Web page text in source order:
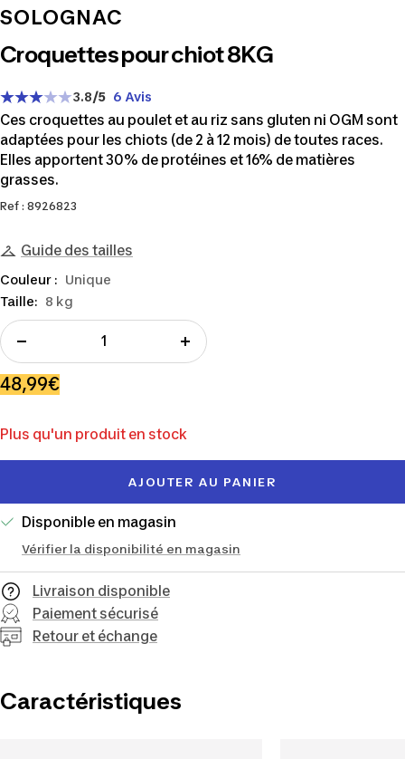
SOLOGNAC
Croquettes pour chiot 8KG
3.8/5 6 Avis
Ces croquettes au poulet et au riz sans gluten ni OGM sont
adaptées pour les chiots (de 2 à 12 mois) de toutes races.
Elles apportent 30% de protéines et 16% de matières
grasses.
Ref : 8926823
Guide des tailles
Taille: 8 kg
Couleur : Unique
la
quantité
Augmenter
Prix
vente
48,99€
Plus qu'un produit en stock
AJOUTER AU PANIER
Disponible en magasin
Vérifier la disponibilité en magasin
Livraison disponible
Paiement sécurisé
Retour et échange
Caractéristiques